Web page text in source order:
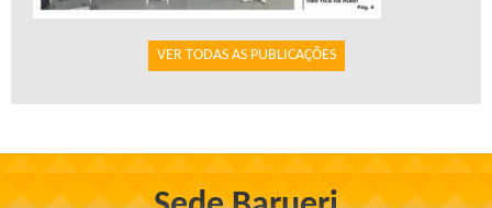
VER TODAS AS PUBLICAÇÕES